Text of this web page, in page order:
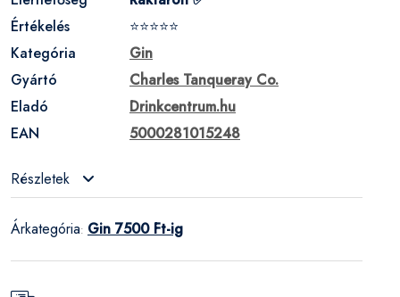
Értékelés
⭐⭐⭐⭐⭐
Kategória
Gin
Gyártó
Charles Tanqueray Co.
Eladó
Drinkcentrum.hu
EAN
5000281015248
Részletek
Árkategória: Gin 7500 Ft-ig